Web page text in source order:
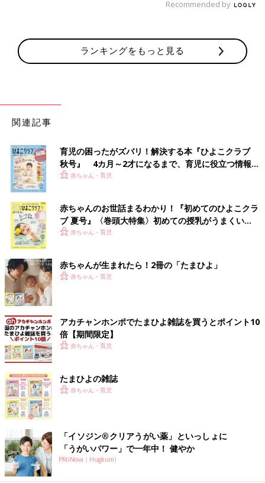
Recommended by
ランキングをもっと見る
関連記事
育児の困ったがズバリ！解決する本『ひよこクラブ
秋号』 4カ月～2才になるまで、育児に役立つ情報が
いっぱい！
赤ちゃん・育児
赤ちゃんのお世話まるわかり！『初めてのひよこクラ
ブ 夏号』〈巻頭大特集〉初めての授乳がうまくい
く！ おっぱい・ミルクの基本と夏のトラブル 解決テ
赤ちゃん・育児
赤ちゃんが生まれたら！2冊の「たまひよ」
赤ちゃん・育児
アカチャンホンポでたまひよ雑誌を買うとポイント10
倍【期間限定】
赤ちゃん・育児
たまひよの雑誌
赤ちゃん・育児
「イソジン®クリアうがい薬」といっしょに
「うがいパワー」で一年中！ 健やか
PR(iNova｜Hugkum)